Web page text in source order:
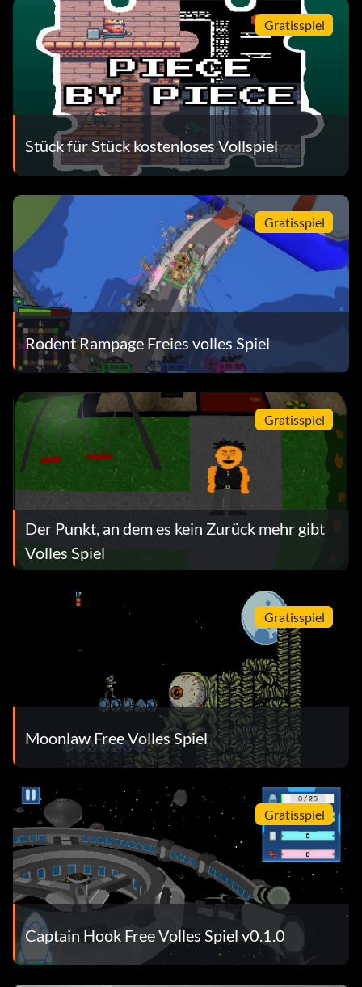
Gratisspiel
Stück für Stück kostenloses Vollspiel
Gratisspiel
Rodent Rampage Freies volles Spiel
Gratisspiel
Der Punkt, an dem es kein Zurück mehr gibt
Volles Spiel
Gratisspiel
Moonlaw Free Volles Spiel
Gratisspiel
Captain Hook Free Volles Spiel v0.1.0